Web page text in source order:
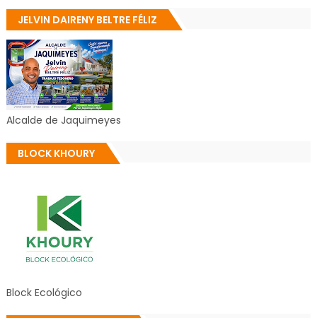
JELVIN DAIRENY BELTRE FÉLIZ
Alcalde de Jaquimeyes
BLOCK KHOURY
Block Ecológico